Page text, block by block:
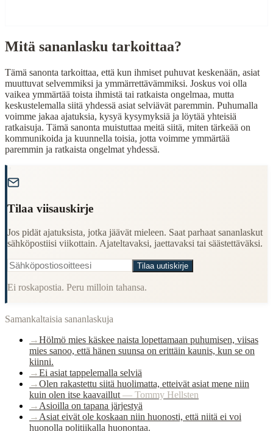
Understanding Finnish cultural wisdom
Learning Finnish language through proverbs
Finding quotes for speeches or writing
Cultural Context
Language:Finnish (suomi)
Period:
Mitä sananlasku tarkoittaa?
Tämä sanonta tarkoittaa, että kun ihmiset puhuvat keskenään, asiat
muuttuvat selvemmiksi ja ymmärrettävämmiksi. Joskus voi olla
vaikea ymmärtää toista ihmistä tai ratkaista ongelmaa, mutta
keskustelemalla siitä yhdessä asiat selviävät paremmin. Puhumalla
voimme jakaa ajatuksia, kysyä kysymyksiä ja löytää yhteisiä
ratkaisuja. Tämä sanonta muistuttaa meitä siitä, miten tärkeää on
kommunikoida ja kuunnella toisia, jotta voimme ymmärtää
paremmin ja ratkaista ongelmat yhdessä.
Tilaa viisauskirje
Jos pidät ajatuksista, jotka jäävät mieleen. Saat parhaat sananlaskut
sähköpostiisi viikottain. Ajateltavaksi, jaettavaksi tai säästettäväksi.
Tilaa uutiskirje
Ei roskapostia. Peru milloin tahansa.
Samankaltaisia sananlaskuja
→Hölmö mies käskee naista lopettamaan puhumisen, viisas
mies sanoo, että hänen suunsa on erittäin kaunis, kun se on
kiinni.
→Ei asiat tappelemalla selviä
→Olen rakastettu siitä huolimatta, etteivät asiat mene niin
kuin olen itse kaavaillut — Tommy Hellsten
→ Asioilla on tapana järjestyä
→ Asiat eivät ole koskaan niin huonosti, että niitä ei voi
huonolla politiikalla huonontaa.